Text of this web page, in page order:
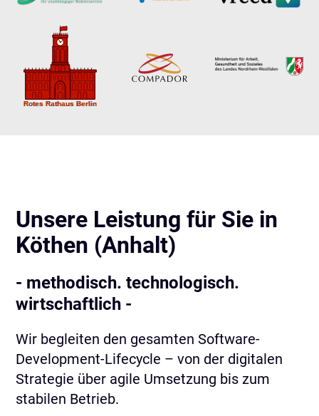
Unsere Leistung für Sie in
Köthen (Anhalt)
- methodisch. technologisch.
wirtschaftlich -
Wir begleiten den gesamten Software-
Development-Lifecycle – von der digitalen
Strategie über agile Umsetzung bis zum
stabilen Betrieb.